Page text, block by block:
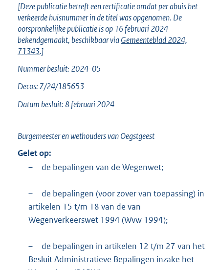
1
,
1
M
[Deze publicatie betreft een rectificatie omdat per abuis het
verkeerde huisnummer in de titel was opgenomen. De
oorspronkelijke publicatie is op 16 februari 2024
bekendgemaakt, beschikbaar viaGemeenteblad 2024,
71343.]
Nummer besluit: 2024-05
Decos: Z/24/185653
Datum besluit: 8 februari 2024
Burgemeester en wethouders van Oegstgeest
Gelet op:
–
de bepalingen van de Wegenwet;
–
de bepalingen (voor zover van toepassing) in
artikelen 15 t/m 18 van de van
Wegenverkeerswet 1994 (Wvw 1994);
–
de bepalingen in artikelen 12 t/m 27 van het
Besluit Administratieve Bepalingen inzake het